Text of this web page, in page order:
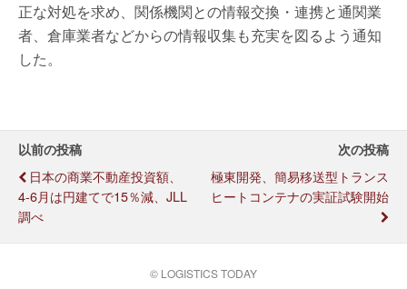
正な対処を求め、関係機関との情報交換・連携と通関業
者、倉庫業者などからの情報収集も充実を図るよう通知
した。
以前の投稿
日本の商業不動産投資額、
4-6月は円建てで15％減、JLL
調べ
次の投稿
極東開発、簡易移送型トランス
ヒートコンテナの実証試験開始
© LOGISTICS TODAY